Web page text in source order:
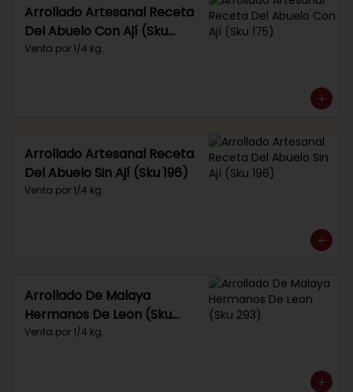
Arrollado Artesanal Receta
Del Abuelo Con Ají (Sku
175)
Venta por 1/4 kg.
Arrollado Artesanal Receta
Del Abuelo Sin Ají (Sku 196)
Venta por 1/4 kg.
Arrollado De Malaya
Hermanos De Leon (Sku
293)
Venta por 1/4 kg.